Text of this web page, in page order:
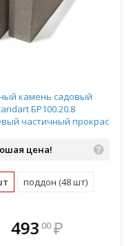
выгоднее!
камень садовый
БР100.20.8
частичный прокрас
цена!
поддон (48 шт)
493 00 ₽
В комплекте
всегда выгоднее!